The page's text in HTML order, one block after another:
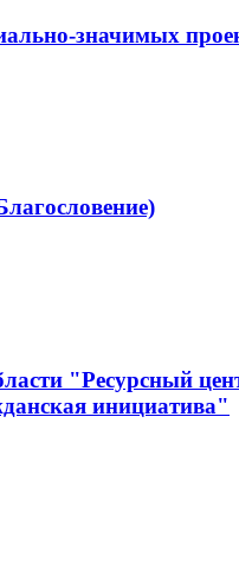
значимых
"Ресурсный
инициатива"